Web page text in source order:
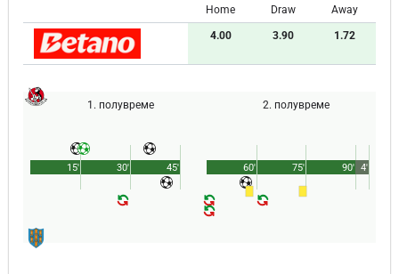
Home Draw Away
4.00 3.90 1.72
1. полувреме
45'
15' 30'
2. полувреме
90'
60' 75' 4'